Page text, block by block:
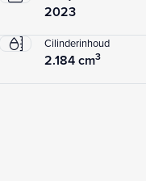
2023
Cilinderinhoud
2.184 cm3